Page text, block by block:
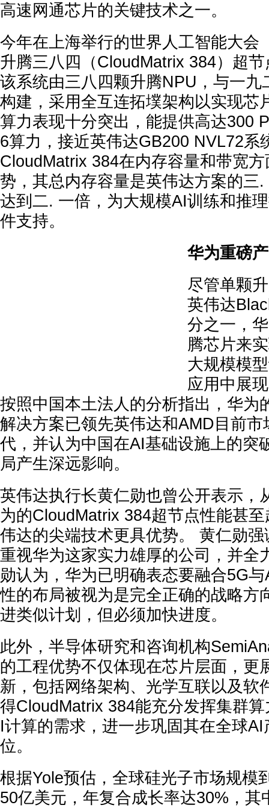
高速网通芯片的关键技术之一。
今年在上海举行的世界人工智能大会
升腾三八四（CloudMatrix 384）超
该系统由三八四颗升腾NPU，与一九
构建，采用全互连拓墣架构以实现芯
算力表现十分突出，能提供高达300
6算力，接近英伟达GB200 NVL72系
CloudMatrix 384在内存容量和带宽
势，其总内存容量是英伟达方案的三
达到二. 一倍，为大规模AI训练和推
件支持。
华为重磅
尽管单颗
英伟达
分之一，
腾芯片来
大规模模
应用中展
按照中国本土法人的分析指出，华为
解决方案已领先英伟达和AMD目前
代，并认为中国在AI基础设施上的突
局产生深远影响。
英伟达执行长黄仁勋也曾公开表示，
为的CloudMatrix 384超节点性能甚
伟达的尖端技术更具优势。 黄仁勋
重视华为这家实力雄厚的公司，并全
勋认为，华为已明确表态要融合5G
性的布局被视为是完全正确的战略方
进类似计划，但必须加快进度。
此外，半导体研究和咨询机构
的工程优势不仅体现在芯片层面，更
新，包括网络架构、光学互联以及软
得CloudMatrix 384能充分发挥集群
I计算的需求，进一步巩固其在全球
位。
根据Yole预估，全球硅光子市场规模
50亿美元，年复合成长率达30%，其